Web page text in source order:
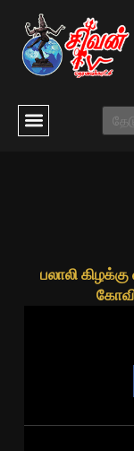
பலாலி